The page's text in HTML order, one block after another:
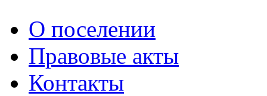
О поселении
Правовые акты
Контакты